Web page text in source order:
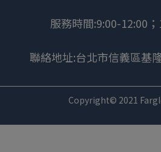
服務時間:9:00-12:00
聯絡地址:台北市信義區基
Copyright© 2021